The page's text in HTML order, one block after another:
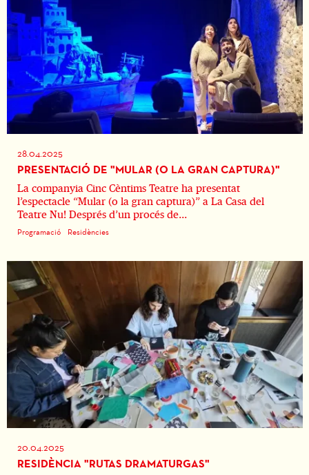
28.04.2025
PRESENTACIÓ DE "MULAR (O LA GRAN CAPTURA)"
La companyia Cinc Cèntims Teatre ha presentat
l’espectacle “Mular (o la gran captura)” a La Casa del
Teatre Nu! Després d’un procés de...
Programació Residències
20.04.2025
RESIDÈNCIA "RUTAS DRAMATURGAS"